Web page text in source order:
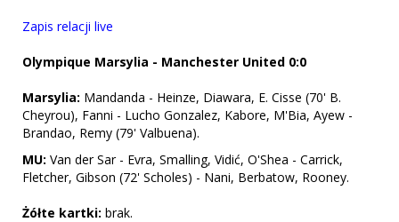
Zapis relacji live
Olympique Marsylia - Manchester United 0:0
Marsylia: Mandanda - Heinze, Diawara, E. Cisse (70' B.
Cheyrou), Fanni - Lucho Gonzalez, Kabore, M'Bia, Ayew -
Brandao, Remy (79' Valbuena).
MU: Van der Sar - Evra, Smalling, Vidić, O'Shea - Carrick,
Fletcher, Gibson (72' Scholes) - Nani, Berbatow, Rooney.
Żółte kartki: brak.